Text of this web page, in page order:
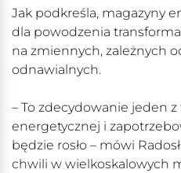
Jak podkreśla, magazyny
dla powodzenia
na zmiennych, zależnych
odnawialnych.
– To zdecydowanie jeden
energetycznej i
będzie rosło – mówi
chwili w wielkoskalowych